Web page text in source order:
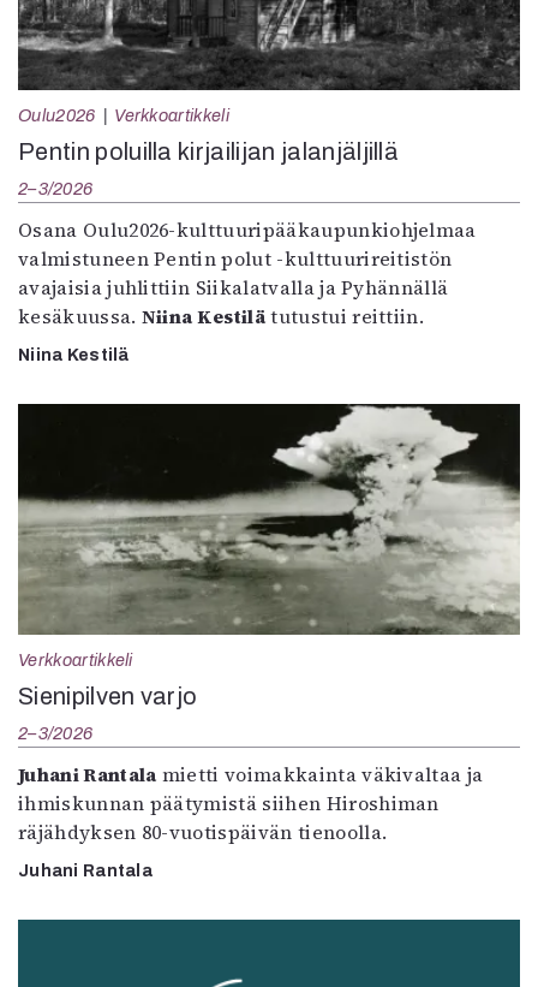
Oulu2026 Verkkoartikkeli
Pentin poluilla kirjailijan jalanjäljillä
2–3/2026
Osana Oulu2026-kulttuuripääkaupunkiohjelmaa
valmistuneen Pentin polut -kulttuurireitistön
avajaisia juhlittiin Siikalatvalla ja Pyhännällä
kesäkuussa. Niina Kestilätutustui reittiin.
Niina Kestilä
Verkkoartikkeli
Sienipilven varjo
2–3/2026
Juhani Rantala mietti voimakkainta väkivaltaa ja
ihmiskunnan päätymistä siihen Hiroshiman
räjähdyksen 80-vuotispäivän tienoolla.
Juhani Rantala